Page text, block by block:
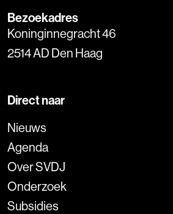
Bezoekadres
Koninginnegracht 46
2514 AD Den Haag
Direct naar
Nieuws
Agenda
Over SVDJ
Onderzoek
Subsidies